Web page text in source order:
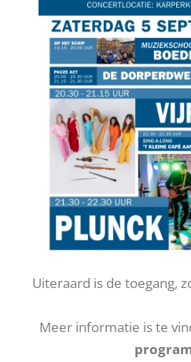
Uiteraard is de toegang,
Meer informatie is te